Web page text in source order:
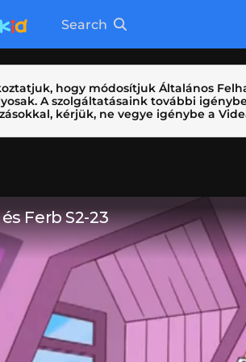
Search
hogy módosítjuk Általános
A szolgáltatásaink további
kérjük, ne vegye igénybe a